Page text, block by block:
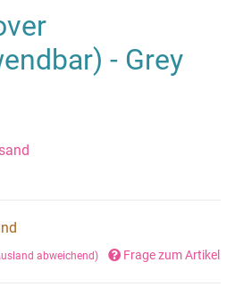
- Grey
abweichend) Frage zum Artikel